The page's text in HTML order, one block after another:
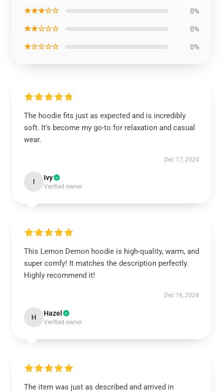
★★★☆☆ 0%
★★☆☆☆ 0%
★☆☆☆☆ 0%
The hoodie fits just as expected and is incredibly
soft. It’s become my go-to for relaxation and casual
wear.
Dec 17, 2024
I Ivy
Verified owner
This Lemon Demon hoodie is high-quality, warm, and
super comfy! It matches the description perfectly.
Highly recommend it!
Dec 16, 2024
H Hazel
Verified owner
The item was just as described and arrived in